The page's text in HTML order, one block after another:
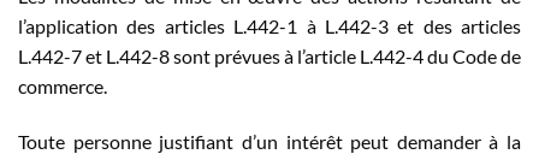
l’application des articles L.442-1 à L.442-3 et des articles
L.442-7 et L.442-8 sont prévues à l’article L.442-4 du Code de
commerce.
Toute personne justifiant d’un intérêt peut demander à la